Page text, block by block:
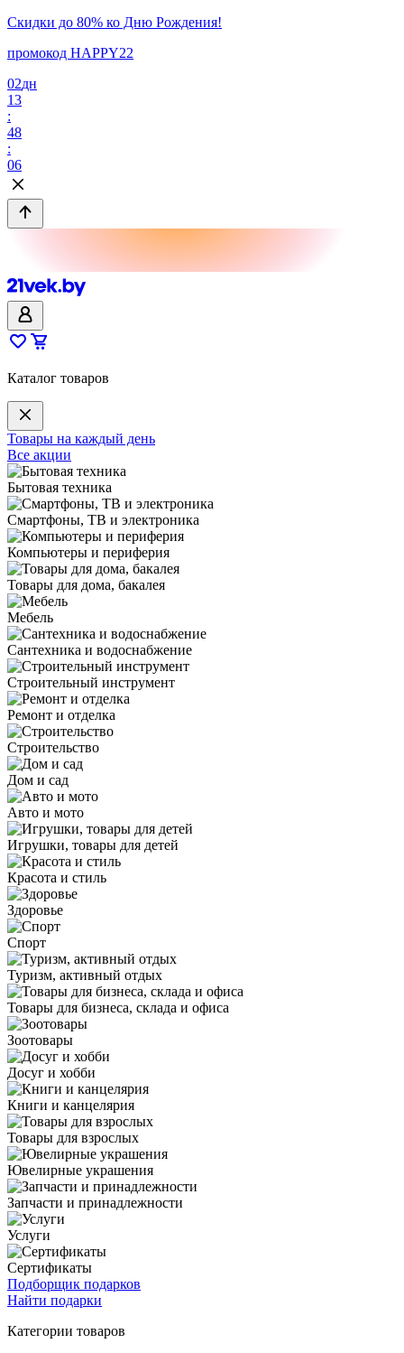
Скидки до 80% ко Дню Рождения!
промокод HAPPY22
02дн
13
:
48
:
06
Каталог товаров
Товары на каждый день
Все акции
Бытовая техника
Смартфоны, ТВ и электроника
Компьютеры и периферия
Товары для дома, бакалея
Мебель
Сантехника и водоснабжение
Строительный инструмент
Ремонт и отделка
Строительство
Дом и сад
Авто и мото
Игрушки, товары для детей
Красота и стиль
Здоровье
Спорт
Туризм, активный отдых
Товары для бизнеса, склада и офиса
Зоотовары
Досуг и хобби
Книги и канцелярия
Товары для взрослых
Ювелирные украшения
Запчасти и принадлежности
Услуги
Сертификаты
Подборщик подарков
Найти подарки
Категории товаров